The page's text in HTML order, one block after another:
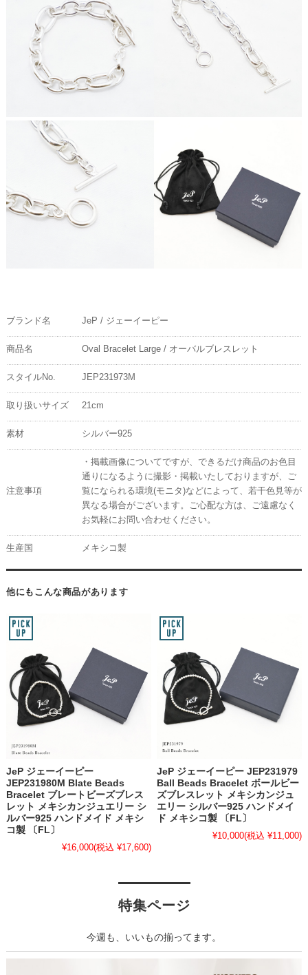
ブランド名 JeP / ジェーイーピー
商品名 Oval Bracelet Large / オーバルブレスレット
スタイルNo. JEP231973M
取り扱いサイズ 21cm
素材 シルバー925
注意事項
・掲載画像についてですが、できるだけ商品のお色目
通りになるように撮影・掲載いたしておりますが、ご
覧になられる環境(モニタ)などによって、若干色見等が
異なる場合がございます。ご心配な方は、ご遠慮なく
お気軽にお問い合わせください。
生産国 メキシコ製
他にもこんな商品があります
JeP ジェーイーピー
JEP231980M Blate Beads
Bracelet ブレートビーズブレス
レット メキシカンジュエリー シ
ルバー925 ハンドメイド メキシ
コ製 〔FL〕
¥16,000(税込 ¥17,600)
JeP ジェーイーピー JEP231979
Ball Beads Bracelet ボールビー
ズブレスレット メキシカンジュ
エリー シルバー925 ハンドメイ
ド メキシコ製 〔FL〕
¥10,000(税込 ¥11,000)
特集ページ
今週も、いいもの揃ってます。